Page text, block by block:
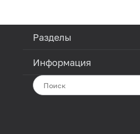
Разделы
Информация